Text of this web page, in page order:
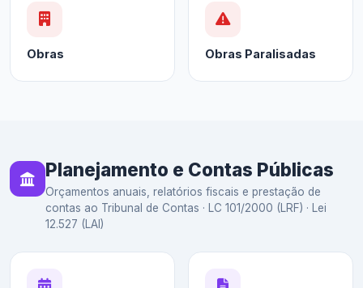
Obras Obras Paralisadas
Planejamento e Contas Públicas
Orçamentos anuais, relatórios fiscais e prestação de
contas ao Tribunal de Contas · LC 101/2000 (LRF) · Lei
12.527 (LAI)